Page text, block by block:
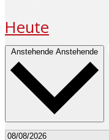
Heute
Anstehende Anstehende